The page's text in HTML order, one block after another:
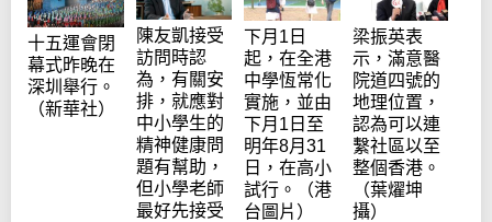
十五運會閉
幕式昨晚在
深圳舉行。
（新華社）
陳友凱接受
訪問時認
為，有關安
排，就應對
中小學生的
精神健康問
題有幫助，
但小學老師
最好先接受
下月1日
起，在全港
中學恆常化
實施，並由
下月1日至
明年8月31
日，在高小
試行。（港
台圖片）
梁振英表
示，滿意醫
院道四號的
地理位置，
認為可以連
繫社區以至
整個香港。
（葉燿坤
攝）